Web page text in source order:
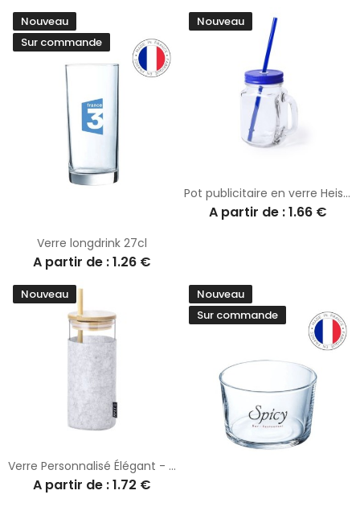
Nouveau
Sur commande
Verre longdrink 27cl
A partir de : 1.26 €
Nouveau
Pot publicitaire en verre Heisond
A partir de : 1.66 €
Nouveau
Verre Personnalisé Élégant - Zilber pas cher
A partir de : 1.72 €
Nouveau
Sur commande